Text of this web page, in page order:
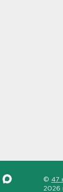
© 47
2026